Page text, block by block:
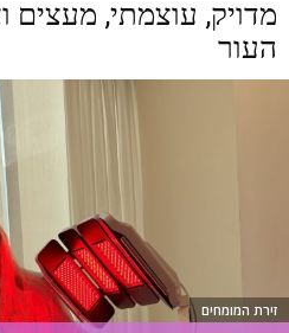
מדויק, עוצמתי, מעצים
העור
זירת המומחים